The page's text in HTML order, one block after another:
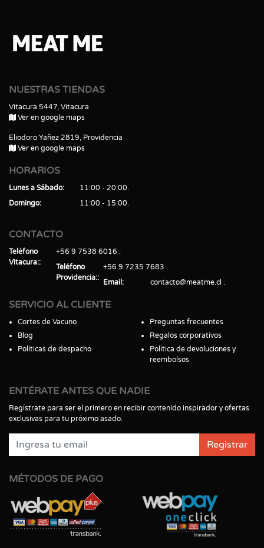
NUESTRAS TIENDAS
Vitacura 5447, Vitacura
Ver en google maps
Eliodoro Yañez 2819, Providencia
Ver en google maps
HORARIOS
Lunes a Sábado
11:00 - 20:00
Domingo
11:00 - 15:00
CONTACTO
Teléfono
Vitacura:
+56 9 7538 6016
Teléfono
Providencia:
+56 9 7235 7683
Email
contacto@meatme.cl
SERVICIO AL CLIENTE
Cortes de Vacuno
Blog
Políticas de despacho
Preguntas frecuentes
Regalos corporativos
Política de devoluciones y
reembolsos
ENTÉRATE ANTES QUE NADIE
Regístrate para ser el primero en recibir contenido inspirador y ofertas
exclusivas para tu próximo asado.
Registrar
MÉTODOS DE PAGO